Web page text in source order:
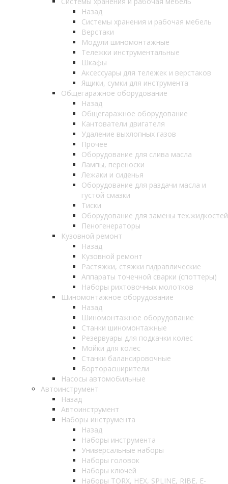
Назад
Системы хранения и рабочая мебель
Верстаки
Модули шиномонтажные
Тележки инструментальные
Шкафы
Аксессуары для тележек и верстаков
Ящики, сумки для инструмента
Общегаражное оборудование
Назад
Общегаражное оборудование
Кантователи двигателя
Удаление выхлопных газов
Прочее
Оборудование для слива масла
Лампы, переноски
Лежаки и сиденья
Оборудование для раздачи масла и
густой смазки
Тиски
Оборудование для замены тех.жидкостей
Пеногенераторы
Кузовной ремонт
Назад
Кузовной ремонт
Растяжки, стяжки гидравлические
Аппараты точечной сварки (споттеры)
Наборы рихтовочных молотков
Шиномонтажное оборудование
Назад
Шиномонтажное оборудование
Станки шиномонтажные
Резервуары для подкачки колес
Мойки для колес
Станки балансировочные
Борторасширители
Насосы автомобильные
Автоинструмент
Назад
Автоинструмент
Наборы инструмента
Назад
Наборы инструмента
Универсальные наборы
Наборы головок
Наборы ключей
Наборы TORX, HEX, SPLINE, RIBE, E-